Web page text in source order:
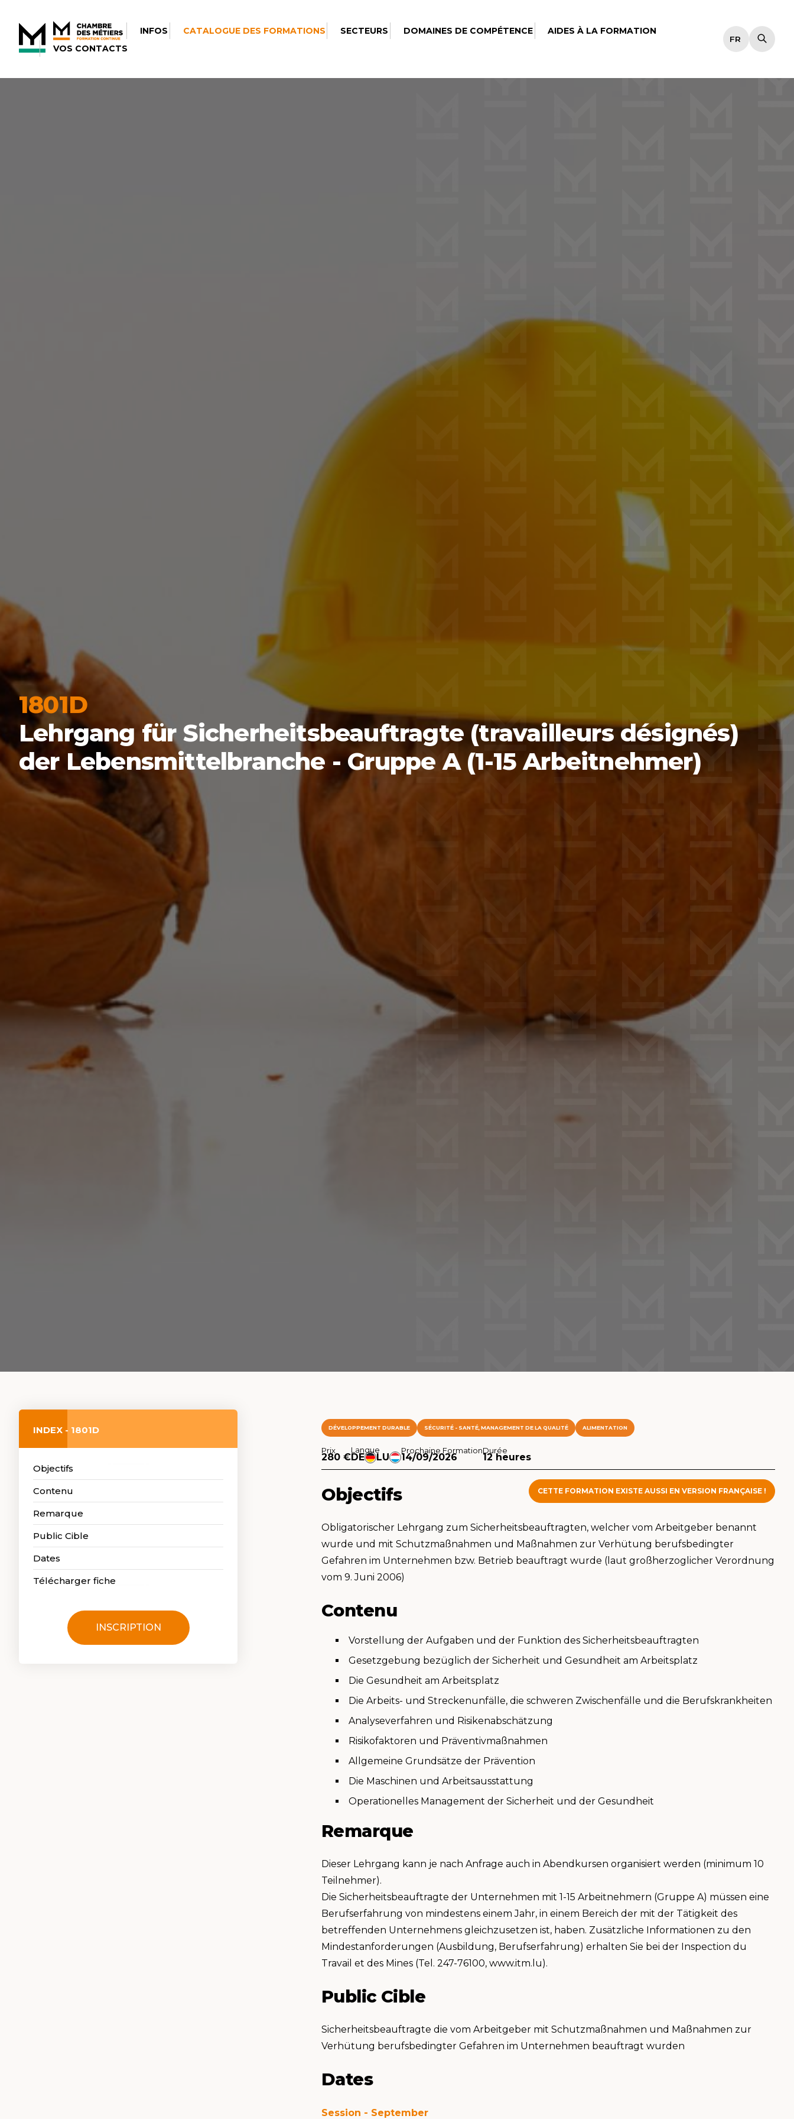
INFOS CATALOGUE DES FORMATIONS SECTEURS DOMAINES DE COMPÉTENCE
AIDES À LA FORMATION
VOS CONTACTS
1801D
Lehrgang für Sicherheitsbeauftragte (travailleurs désignés)
der Lebensmittelbranche - Gruppe A (1-15 Arbeitnehmer)
INDEX - 1801D
Objectifs
Contenu
Remarque
Public Cible
Dates
Télécharger fiche
INSCRIPTION
DÉVELOPPEMENT DURABLE SÉCURITÉ - SANTÉ, MANAGEMENT DE LA QUALITÉ ALIMENTATION
Prix
280 €
Langue
DE LU
Prochaine Formation
14/09/2026
Durée
12 heures
CETTE FORMATION EXISTE AUSSI EN VERSION FRANÇAISE !
Objectifs
Obligatorischer Lehrgang zum Sicherheitsbeauftragten, welcher vom Arbeitgeber benannt
wurde und mit Schutzmaßnahmen und Maßnahmen zur Verhütung berufsbedingter
Gefahren im Unternehmen bzw. Betrieb beauftragt wurde (laut großherzoglicher Verordnung
vom 9. Juni 2006)
Contenu
Vorstellung der Aufgaben und der Funktion des Sicherheitsbeauftragten
Gesetzgebung bezüglich der Sicherheit und Gesundheit am Arbeitsplatz
Die Gesundheit am Arbeitsplatz
Die Arbeits- und Streckenunfälle, die schweren Zwischenfälle und die Berufskrankheiten
Analyseverfahren und Risikenabschätzung
Risikofaktoren und Präventivmaßnahmen
Allgemeine Grundsätze der Prävention
Die Maschinen und Arbeitsausstattung
Operationelles Management der Sicherheit und der Gesundheit
Remarque
Dieser Lehrgang kann je nach Anfrage auch in Abendkursen organisiert werden (minimum 10
Teilnehmer).
Die Sicherheitsbeauftragte der Unternehmen mit 1-15 Arbeitnehmern (Gruppe A) müssen eine
Berufserfahrung von mindestens einem Jahr, in einem Bereich der mit der Tätigkeit des
betreffenden Unternehmens gleichzusetzen ist, haben. Zusätzliche Informationen zu den
Mindestanforderungen (Ausbildung, Berufserfahrung) erhalten Sie bei der Inspection du
Travail et des Mines (Tel. 247-76100, www.itm.lu).
Public Cible
Sicherheitsbeauftragte die vom Arbeitgeber mit Schutzmaßnahmen und Maßnahmen zur
Verhütung berufsbedingter Gefahren im Unternehmen beauftragt wurden
Dates
Session - September